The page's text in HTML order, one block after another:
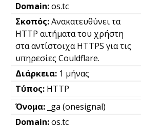
os.tc
Ανακατευθύνει τα
HTTP αιτήματα του χρήστη
στα αντίστοιχα HTTPS για τις
υπηρεσίες Couldflare.
1 μήνας
HTTP
_ga (onesignal)
os.tc